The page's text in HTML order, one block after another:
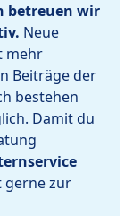
betreuen wir
Neue
mehr
Beiträge der
bestehen
Damit du
gerne zur